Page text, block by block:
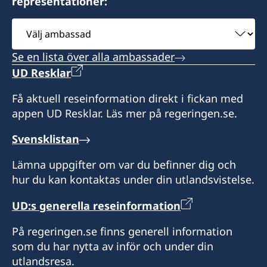
och lämnar ut resehandlingar.
Honorärkonsul
Milorad Stanić
och lämnar ut resehandlingar.
Konsulatet i Split är stängt från den 3 till den 14
augusti. Vänligen vänd dig till konsulaten i
Rijeka eller Dubrovnik, eller till ambassaden i
Zagreb.
Honorärkonsul
Mladen Drnasin
tisdagar 10.00 - 12.00
Honorärkonsulatet utfärdar provisoriska pass
och lämnar ut resehandlingar.
Honorärkonsul
Andela Matic
Välj
ambassad
Se en lista över alla ambassader
UD Resklar
Få aktuell reseinformation direkt i fickan med
appen UD Resklar. Läs mer på regeringen.se.
Svensklistan
Lämna uppgifter om var du befinner dig och
hur du kan kontaktas under din utlandsvistelse.
UD:s generella reseinformation
På regeringen.se finns generell information
som du har nytta av inför och under din
utlandsresa.